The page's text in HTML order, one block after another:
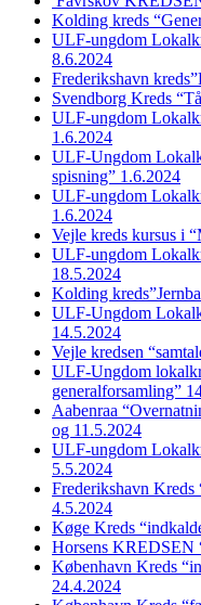
Kolding kreds
ULF-ungdom
8.6.2024
Frederikshavn
Svendborg Kreds
ULF-ungdom
1.6.2024
ULF-Ungdom
spisning” 1.6.2024
ULF-ungdom
1.6.2024
Vejle kreds kursus i
ULF-ungdom
18.5.2024
Kolding
ULF-Ungdom
14.5.2024
Vejle kredsen
ULF-Ungdom
generalforsamling”
Aabenraa
og 11.5.2024
ULF-ungdom
5.5.2024
Frederikshavn Kreds
4.5.2024
Køge Kreds
Horsens
København Kreds
24.4.2024